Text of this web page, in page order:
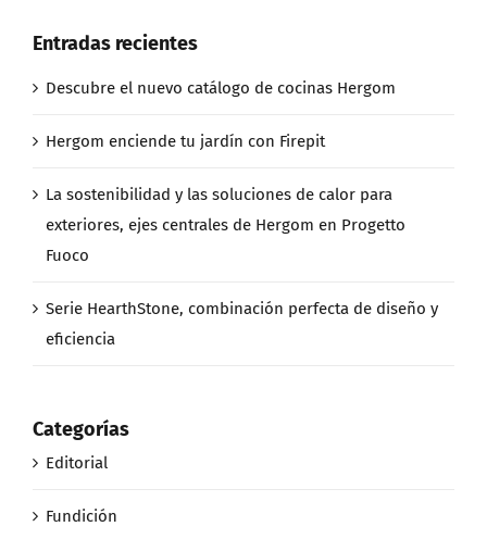
Entradas recientes
Descubre el nuevo catálogo de cocinas Hergom
Hergom enciende tu jardín con Firepit
La sostenibilidad y las soluciones de calor para
exteriores, ejes centrales de Hergom en Progetto
Fuoco
Serie HearthStone, combinación perfecta de diseño y
eficiencia
Categorías
Editorial
Fundición